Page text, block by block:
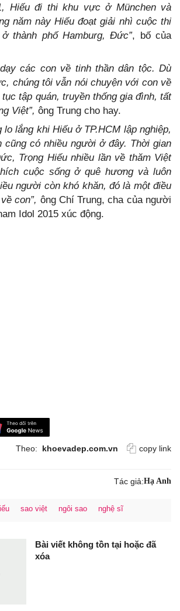
Hiếu đi thi khu vực ở München và
năm này Hiếu đoạt giải nhì cuộc thi
thành phố Hamburg, Đức”, bố của
các con về tinh thần dân tộc. Dù
chúng tôi vẫn nói chuyện với con về
tập quán, truyền thống gia đình, tất
Việt”, ông Trung cho hay.
lo lắng khi Hiếu ở TP.HCM lập nghiệp,
cũng có nhiều người ở đây. Thời gian
Trọng Hiếu nhiều lần về thăm Việt
cuộc sống ở quê hương và luôn
người còn khó khăn, đó là một điều
con”, ông Chí Trung, cha của người
Idol 2015 xúc động.
Theo: khoevadep.com.vn copy link
Tác giả:Hạ Anh
sao việt ngôi sao nghệ sĩ
Bài viết không tồn tại hoặc đã
xóa